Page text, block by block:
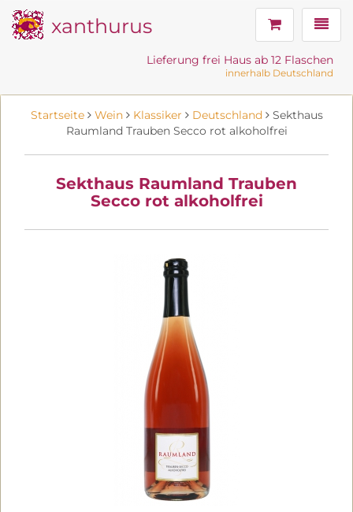
xanthurus
Lieferung frei Haus ab 12 Flaschen
innerhalb Deutschland
Startseite Wein Klassiker Deutschland Sekthaus
Raumland Trauben Secco rot alkoholfrei
Sekthaus Raumland Trauben
Secco rot alkoholfrei